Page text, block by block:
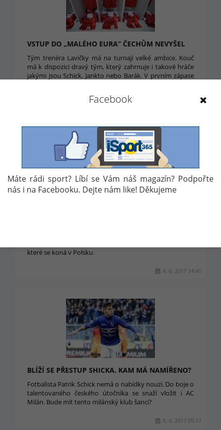
VSTUP DO „MALÉHO EURA“ ČECHŮM NEVYŠEL
Tým trenéra Lavičky má na turnaji velké ambice. Kouč
má k dispozici dravý tým, který zahrnuje i takové hráče
jakými jsou Schick, Jankto nebo Barák. V prvním zápase
které se koná v Polsku.
6. 6. 2017 14:41
BLÍŽÍ SE PŘESTUP SHICKA. KAM MÁ NAMÍŘENO?
Fotbalista Patrik Schick nemá o nabídky nouzi. Do boje o
talentovaného českého útočníka se snaží vložit i AC
Milán. Bude mít tento milánský klub šanci?
6. 6. 2017 05:17
Facebook
Máte rádi sport? Líbí se Vám náš magazín? Podpořte
nás i na Facebooku. Dejte nám like! Děkujeme